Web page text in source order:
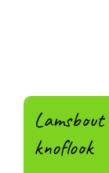
knoflook